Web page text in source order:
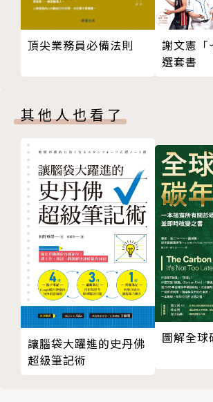
1. 一週讀一科目，不躁進，不累贅
2. 系統性學習，按部就班最有效率
3. 開放式課程理念，超越時空限制
4. 每日重點回顧，複習迅速不間斷
6. 專有名詞小詞典，把握重要概念
7. 大師語錄隨頁附，指引人生方向
作者簡介
張昱謙
國立政治大學外交系學士 ( 輔修哲學 )
檳分校經濟碩士。研究所時期主修領
賽局理論以及經濟哲學思想。畢業後
作，兼任媒體行銷公司創意總監。擅
析，選舉研究分析，金融商品研究及
尚制度經濟學精神，並帶著左派哲學
友的一個問題是：在面對不公平的經
77）
共產經濟思想的奠基者──馬克思（
1883）
新古典經濟學大師──馬歇爾（
美國經濟學隊長──約翰．克拉克（
k, 1847-1938）
資源分配最適化──巴瑞圖（
1923）
制度經濟學開創者──索斯坦．凡勃
eblen, 1857-1929）
創新理論之父──約瑟夫．熊彼得（
eter, 1883-1950）
新自由主義大師──海耶克（
-1992）
經濟學界的小巨人──米爾頓．傅利
man, 1912-2006）
新政治經濟學大師──詹姆斯．布坎
ll Buchanan, 1919-2013）
頂尖業務員必備法則
謝文憲「
選套書
其他人也看了
讓腦袋大躍進的史丹佛
超級筆記術
圖解全球